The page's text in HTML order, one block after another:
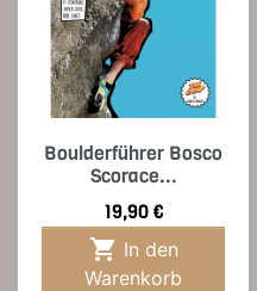
Boulderführer Bosco
Scorace...
Preis
19,90 €

Warenkorb